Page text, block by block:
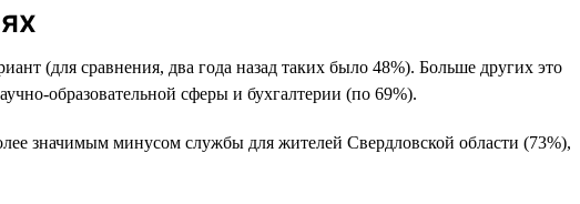
(для сравнения, два года назад таких было 48%). Больше других это
образовательной сферы и бухгалтерии (по 69%).
значимым минусом службы для жителей Свердловской области (73%),